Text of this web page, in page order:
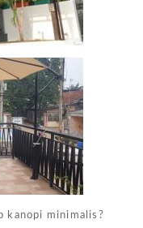
kanopi minimalis?